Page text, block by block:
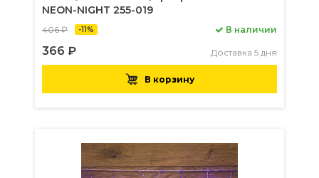
NEON-NIGHT 255-019
406 ₽ -11%
366 ₽
В наличии
Доставка 5 дня
В корзину